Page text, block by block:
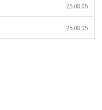
25.08.05
25.08.05